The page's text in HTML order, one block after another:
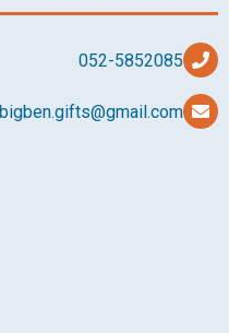
bigben.gifts@gmail.com